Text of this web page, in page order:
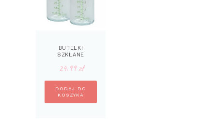
BUTELKI
SZKLANE
24.99zł
DODAJ DO
KOSZYKA